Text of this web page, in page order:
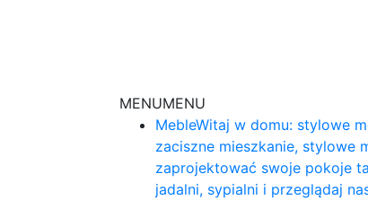
MENUMENU
MebleWitaj w domu: stylowe
zaciszne mieszkanie, stylowe
zaprojektować swoje pokoje
jadalni, sypialni i przeglądaj